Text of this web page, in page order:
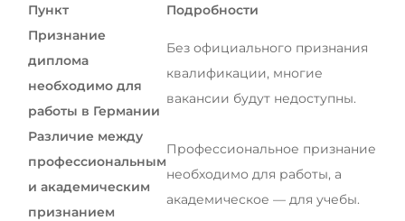
Пункт
Подробности
Признание
диплома
необходимо для
работы в Германии
Без официального признания
квалификации, многие
вакансии будут недоступны.
Различие между
профессиональным
и академическим
признанием
Профессиональное признание
необходимо для работы, а
академическое — для учебы.